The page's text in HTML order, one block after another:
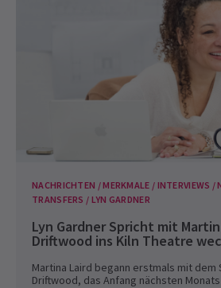
NACHRICHTEN / MERKMALE / INTERVIEWS /
TRANSFERS / LYN GARDNER
Lyn Gardner Spricht mit
Driftwood ins Kiln Theatre
Martina Laird begann erstmals mit dem
Driftwood, das Anfang nächsten Monats